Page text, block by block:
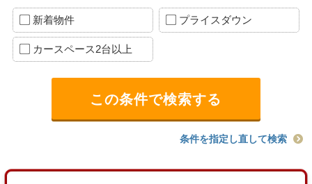
新着物件 プライスダウン
カースペース2台以上
条件を指定し直して検索